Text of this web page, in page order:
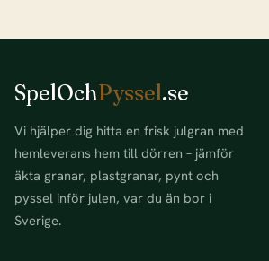
SpelOchPyssel.se
Vi hjälper dig hitta en frisk julgran med
hemleverans hem till dörren – jämför
äkta granar, plastgranar, pynt och
pyssel inför julen, var du än bor i
Sverige.